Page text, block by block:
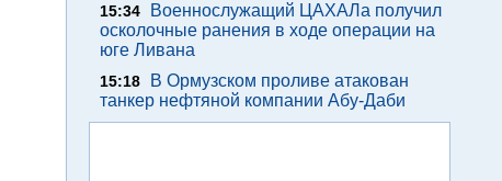
15:34
Военнослужащий ЦАХАЛа получил
осколочные ранения в ходе операции на
юге Ливана
15:18
В Ормузском проливе атакован
танкер нефтяной компании Абу-Даби